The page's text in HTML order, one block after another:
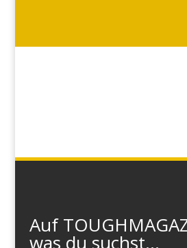
Auf
was du suchst...